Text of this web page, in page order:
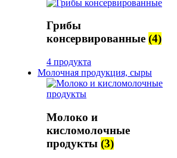
Грибы
консервированные (4)
4 продукта
Молочная продукция, сыры
Молоко и
кисломолочные
продукты (3)